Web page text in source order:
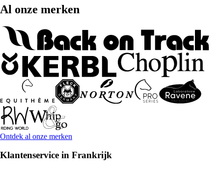
Al onze merken
Ontdek al onze merken
Klantenservice in Frankrijk